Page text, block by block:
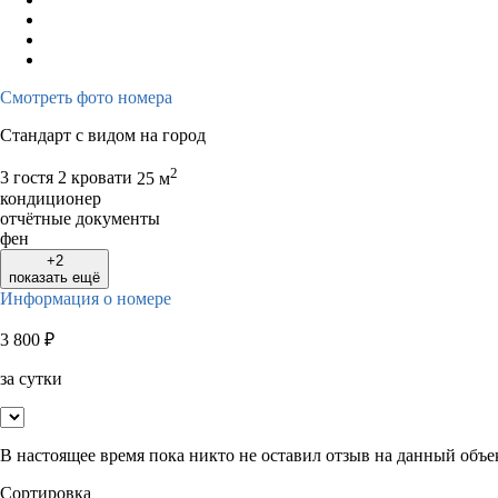
Смотреть фото номера
Стандарт с видом на город
3 гостя 2 кровати 25 м2
кондиционер
отчётные документы
фен
+2
показать ещё
Информация о номере
3 800 ₽
за сутки
В настоящее время пока никто не оставил отзыв на данный
Сортировка